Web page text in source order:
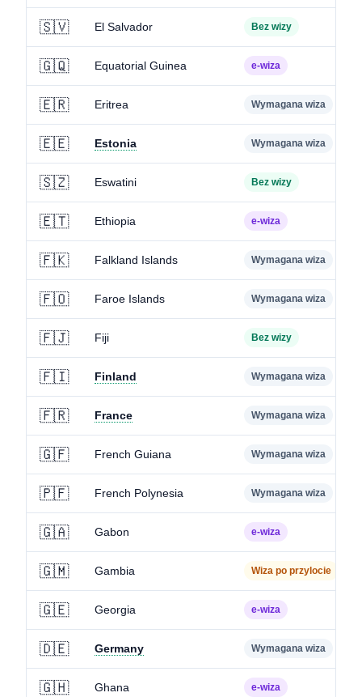
🇸🇻 El Salvador Bez wizy
🇬🇶 Equatorial Guinea e-wiza
🇪🇷 Eritrea Wymagana wiza
🇪🇪 Estonia Wymagana wiza
🇸🇿 Eswatini Bez wizy
🇪🇹 Ethiopia e-wiza
🇫🇰 Falkland Islands Wymagana wiza
🇫🇴 Faroe Islands Wymagana wiza
🇫🇯 Fiji Bez wizy
🇫🇮 Finland Wymagana wiza
🇫🇷 France Wymagana wiza
🇬🇫 French Guiana Wymagana wiza
🇵🇫 French Polynesia Wymagana wiza
🇬🇦 Gabon e-wiza
🇬🇲 Gambia Wiza po przylocie
🇬🇪 Georgia e-wiza
🇩🇪 Germany Wymagana wiza
🇬🇭 Ghana e-wiza